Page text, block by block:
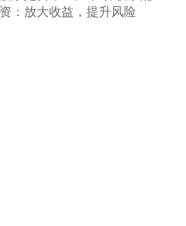
资：放大收益，提升风险